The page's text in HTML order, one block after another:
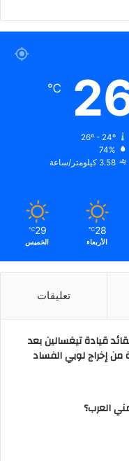
℃
26º - 24º
74%
3.58 كيلومتر/ساعة
28
℃
الأربعاء
29
℃
الخميس
تعليقات
قيادة تيغسالين بعد
من إخراج لوبي الفساد
العرب؟